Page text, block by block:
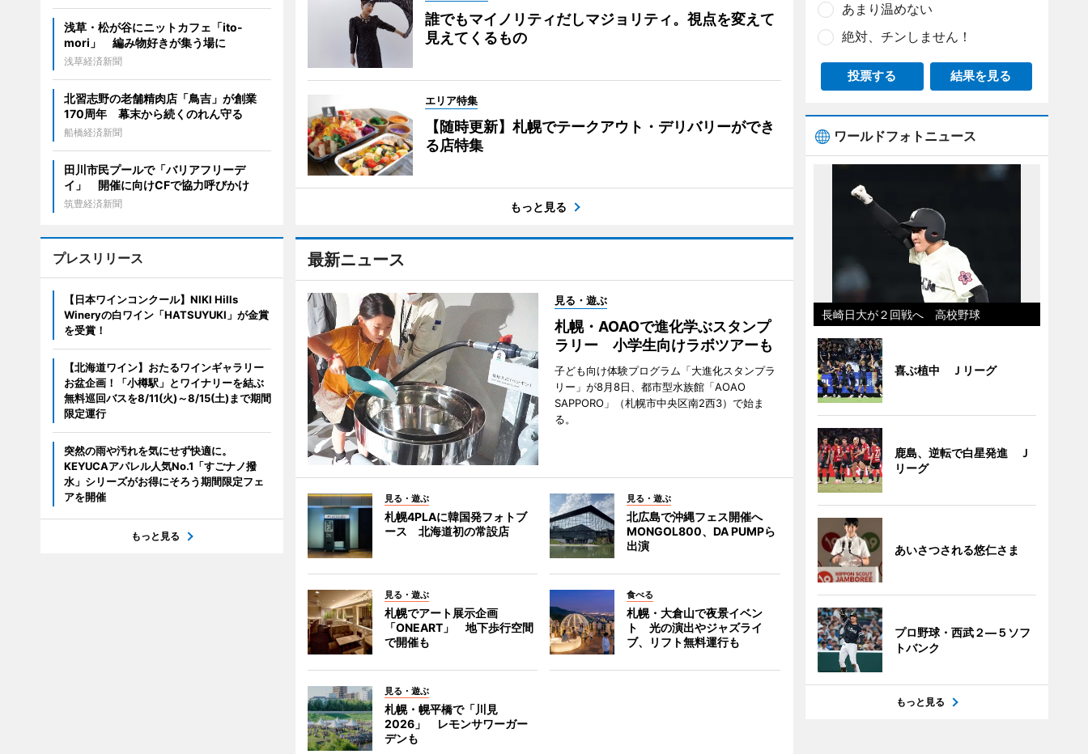
誰でもマイノリティだしマジョリティ。視点を変えて
見えてくるもの
エリア特集
【随時更新】札幌でテークアウト・デリバリーができ
る店特集
もっと見る
最新ニュース
見る・遊ぶ
札幌・AOAOで進化学ぶスタンプ
ラリー 小学生向けラボツアーも
子ども向け体験プログラム「大進化スタンプラ
リー」が8月8日、都市型水族館「AOAO
SAPPORO」（札幌市中央区南2西3）で始ま
る。
見る・遊ぶ
札幌4PLAに韓国発フォトブ
ース 北海道初の常設店
見る・遊ぶ
北広島で沖縄フェス開催へ
MONGOL800、DA PUMPら
出演
見る・遊ぶ
札幌でアート展示企画
「ONEART」 地下歩行空間
で開催も
食べる
札幌・大倉山で夜景イベン
ト 光の演出やジャズライ
ブ、リフト無料運行も
見る・遊ぶ
札幌・幌平橋で「川見
2026」 レモンサワーガー
デンも
浅草・松が谷にニットカフェ「ito-
mori」 編み物好きが集う場に
浅草経済新聞
北習志野の老舗精肉店「鳥吉」が創業
170周年 幕末から続くのれん守る
船橋経済新聞
田川市民プールで「バリアフリーデ
イ」 開催に向けCFで協力呼びかけ
筑豊経済新聞
プレスリリース
【日本ワインコンクール】NIKI Hills
Wineryの白ワイン「HATSUYUKI」が金賞
を受賞！
【北海道ワイン】おたるワインギャラリー
お盆企画！「小樽駅」とワイナリーを結ぶ
無料巡回バスを8/11(火)～8/15(土)まで期間
限定運行
突然の雨や汚れを気にせず快適に。
KEYUCAアパレル人気No.1「すごナノ撥
水」シリーズがお得にそろう期間限定フェ
アを開催
もっと見る
あまり温めない
絶対、チンしません！
投票する 結果を見る
ワールドフォトニュース
長崎日大が２回戦へ 高校野球
喜ぶ植中 Ｊリーグ
鹿島、逆転で白星発進 Ｊ
リーグ
あいさつされる悠仁さま
プロ野球・西武２―５ソフ
トバンク
もっと見る